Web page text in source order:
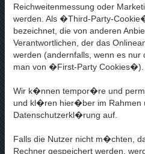
Reichweitenmessung oder
werden. Als �Third-Party-
bezeichnet, die von anderen
Verantwortlichen, der das
werden (andernfalls, wenn es nur
man von �First-Party Cookies�).
Wir k�nnen tempor�re und
und kl�ren hier�ber im Rahmen
Datenschutzerkl�rung auf.
Falls die Nutzer nicht m�chten,
Rechner gespeichert werden,